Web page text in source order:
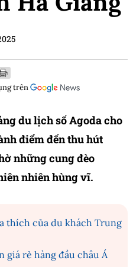
trên
du lịch số Agoda cho
điểm đến thu hút
những cung đèo
nhiên hùng vĩ.
thích của du khách Trung
giá rẻ hàng đầu châu Á